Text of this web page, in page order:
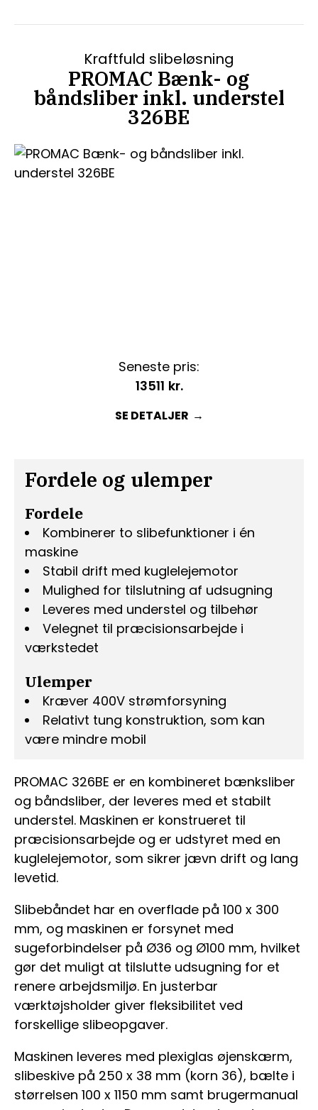
Kraftfuld slibeløsning
PROMAC Bænk- og
båndsliber inkl. understel
326BE
PROMAC 326BE er en kombineret bænksliber
og båndsliber, der leveres med et stabilt
understel. Maskinen er konstrueret til
præcisionsarbejde og er udstyret med en
kuglelejemotor, som sikrer jævn drift og lang
levetid.
Slibebåndet har en overflade på 100 x 300
mm, og maskinen er forsynet med
sugeforbindelser på Ø36 og Ø100 mm, hvilket
gør det muligt at tilslutte udsugning for et
renere arbejdsmiljø. En justerbar
værktøjsholder giver fleksibilitet ved
forskellige slibeopgaver.
Maskinen leveres med plexiglas øjenskærm,
slibeskive på 250 x 38 mm (korn 36), bælte i
størrelsen 100 x 1150 mm samt brugermanual
Fordele og ulemper
Fordele
Kombinerer to slibefunktioner i én
maskine
Stabil drift med kuglelejemotor
Mulighed for tilslutning af udsugning
Leveres med understel og tilbehør
Velegnet til præcisionsarbejde i
værkstedet
Ulemper
Kræver 400V strømforsyning
Relativt tung konstruktion, som kan
være mindre mobil
Seneste pris:
13511 kr.
SE DETALJER